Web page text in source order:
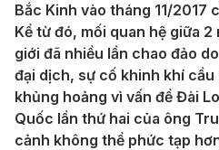
Bắc Kinh vào tháng 11/2017
Kể từ đó, mối quan hệ giữa
giới đã nhiều lần chao đảo
đại dịch, sự cố khinh khí
khủng hoảng vì vấn đề Đài
Quốc lần thứ hai của ông
cảnh không thể phức tạp